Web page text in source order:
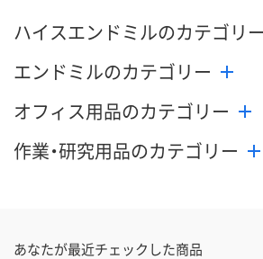
カゴへ
ハイスエンドミルのカテゴリー
エンドミルのカテゴリー
オフィス用品のカテゴリー
作業・研究用品のカテゴリー
あなたが最近チェックした商品